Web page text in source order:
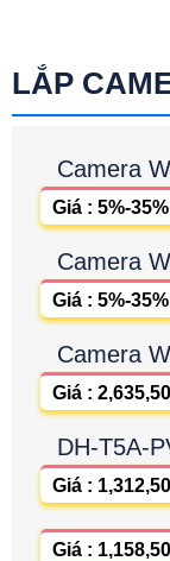
LẮP
Camera
Giá : 5%-35%
Camera
Giá : 5%-35%
Camera
Giá :
DH-T5A-
Giá :
Giá :